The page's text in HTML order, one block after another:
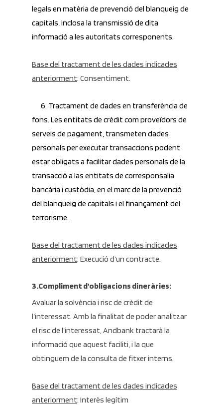
legals en matèria de prevenció del blanqueig de
capitals, inclosa la transmissió de dita
informació a les autoritats corresponents.
Base del tractament de les dades indicades
anteriorment: Consentiment.
6. Tractament de dades en transferència de
fons. Les entitats de crèdit com proveïdors de
serveis de pagament, transmeten dades
personals per executar transaccions podent
estar obligats a facilitar dades personals de la
transacció a las entitats de corresponsalia
bancària i custòdia, en el marc de la prevenció
del blanqueig de capitals i el finançament del
terrorisme.
Base del tractament de les dades indicades
anteriorment: Execució d’un contracte.
3.Compliment d’obligacions dineràries:
Avaluar la solvència i risc de crèdit de
l’interessat. Amb la finalitat de poder analitzar
el risc de l’interessat, Andbank tractarà la
informació que aquest faciliti, i la que
obtinguem de la consulta de fitxer interns.
Base del tractament de les dades indicades
anteriorment: Interès legítim